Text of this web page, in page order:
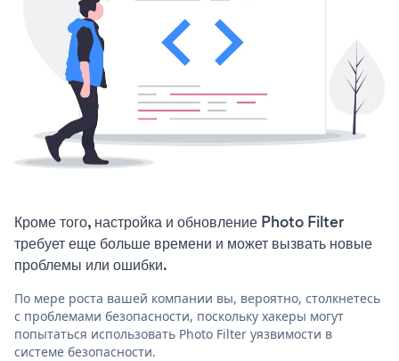
Кроме того, настройка и обновление Photo Filter
требует еще больше времени и может вызвать новые
проблемы или ошибки.
По мере роста вашей компании вы, вероятно, столкнетесь
с проблемами безопасности, поскольку хакеры могут
попытаться использовать Photo Filter уязвимости в
системе безопасности.